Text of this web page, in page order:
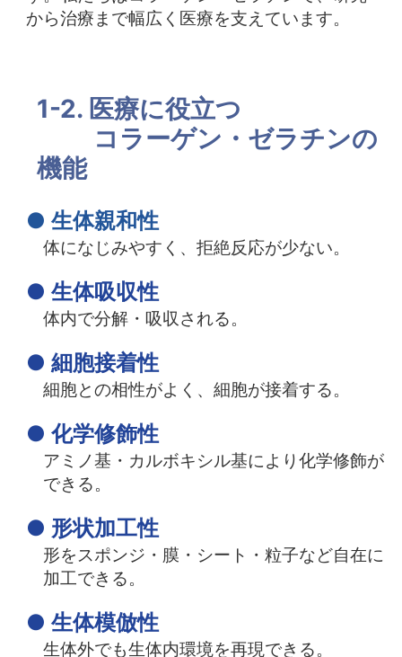
から治療まで幅広く医療を支えています。
1-2. 医療に役立つ
コラーゲン・ゼラチンの
機能
● 生体親和性
体になじみやすく、拒絶反応が少ない。
● 生体吸収性
体内で分解・吸収される。
● 細胞接着性
細胞との相性がよく、細胞が接着する。
● 化学修飾性
アミノ基・カルボキシル基により化学修飾が
できる。
● 形状加工性
形をスポンジ・膜・シート・粒子など自在に
加工できる。
● 生体模倣性
生体外でも生体内環境を再現できる。